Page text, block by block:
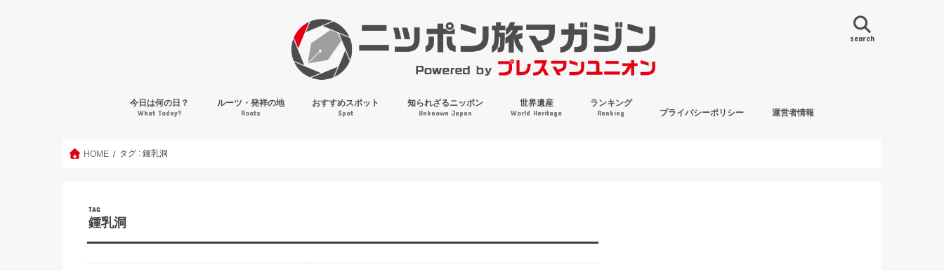
search
今日は何の日？
What Today?
ルーツ・発祥の地
Roots
おすすめスポット
Spot
知られざるニッポン
Unknown Japan
世界遺産
World Heritage
ランキング
Ranking プライバシーポリシー 運営者情報
HOME タグ : 鍾乳洞
TAG
鍾乳洞